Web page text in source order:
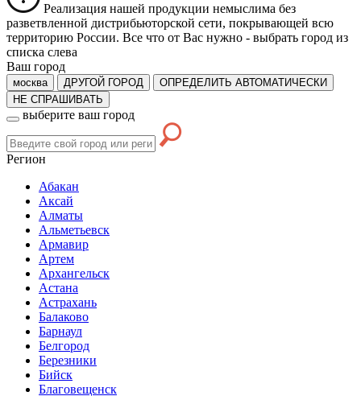
Реализация нашей продукции немыслима без
разветвленной дистрибьюторской сети, покрывающей всю
территорию России. Все что от Вас нужно - выбрать город из
списка слева
Ваш город
москва ДРУГОЙ ГОРОД
ОПРЕДЕЛИТЬ АВТОМАТИЧЕСКИ
НЕ СПРАШИВАТЬ
выберите ваш город
Регион
Абакан
Аксай
Алматы
Альметьевск
Армавир
Артем
Архангельск
Астана
Астрахань
Балаково
Барнаул
Белгород
Березники
Бийск
Благовещенск